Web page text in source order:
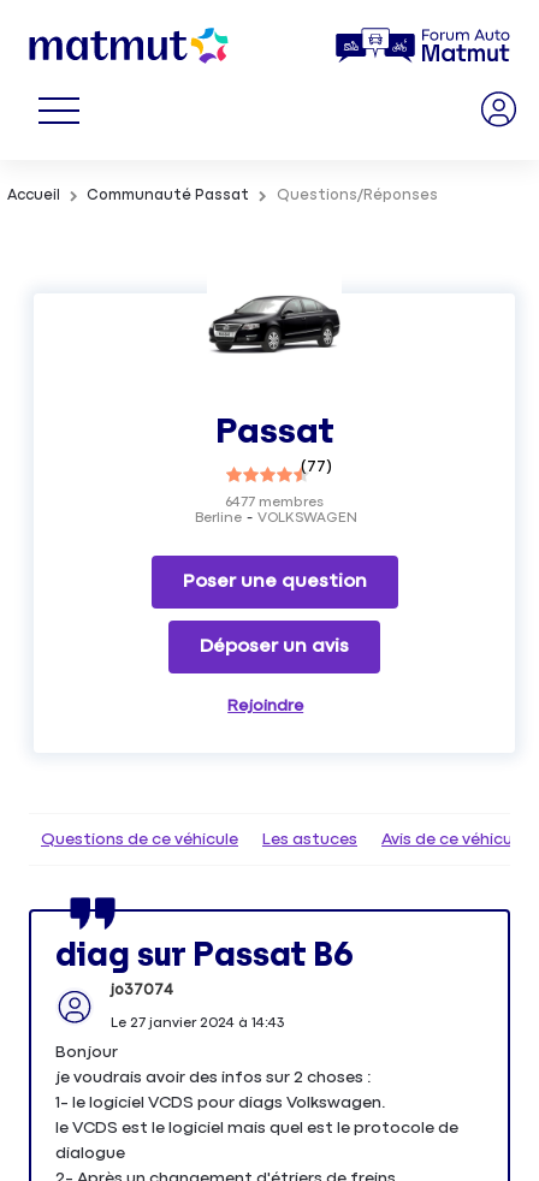
Accueil Communauté Passat Questions/Réponses
Passat
(77)
Berline VOLKSWAGEN
6477 membres
Poser une question
Déposer un avis
Rejoindre
Questions de ce véhicule Les astuces Avis de ce véhicule
diag sur Passat B6
jo37074
Le 27 janvier 2024à 14:43
Bonjour
je voudrais avoir des infos sur 2 choses :
1- le logiciel VCDS pour diags Volkswagen.
le VCDS est le logiciel mais quel est le protocole de
dialogue